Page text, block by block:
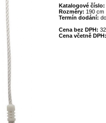
Katalogové číslo:
Rozměry: 190 cm
Termín dodání:
Cena bez DPH:
Cena včetně